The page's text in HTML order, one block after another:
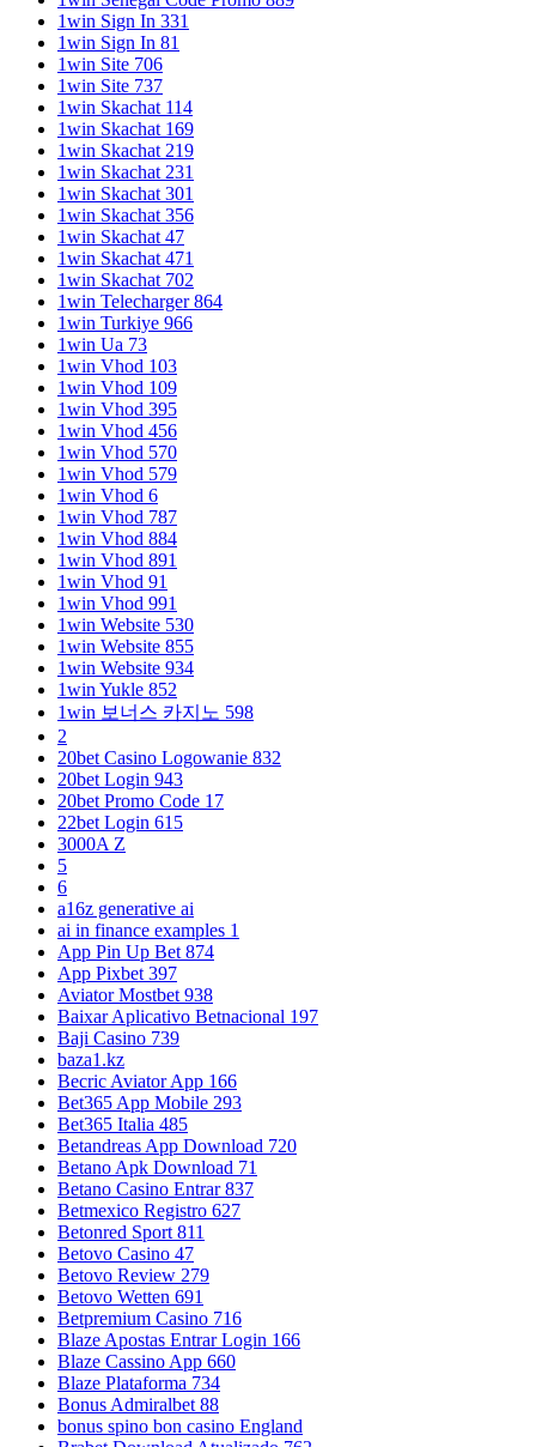
1win Sign In 331
1win Sign In 81
1win Site 706
1win Site 737
1win Skachat 114
1win Skachat 169
1win Skachat 219
1win Skachat 231
1win Skachat 301
1win Skachat 356
1win Skachat 47
1win Skachat 471
1win Skachat 702
1win Telecharger 864
1win Turkiye 966
1win Ua 73
1win Vhod 103
1win Vhod 109
1win Vhod 395
1win Vhod 456
1win Vhod 570
1win Vhod 579
1win Vhod 6
1win Vhod 787
1win Vhod 884
1win Vhod 891
1win Vhod 91
1win Vhod 991
1win Website 530
1win Website 855
1win Website 934
1win Yukle 852
1win 보너스 카지노 598
2
20bet Casino Logowanie 832
20bet Login 943
20bet Promo Code 17
22bet Login 615
3000A Z
5
6
a16z generative ai
ai in finance examples 1
App Pin Up Bet 874
App Pixbet 397
Aviator Mostbet 938
Baixar Aplicativo Betnacional 197
Baji Casino 739
baza1.kz
Becric Aviator App 166
Bet365 App Mobile 293
Bet365 Italia 485
Betandreas App Download 720
Betano Apk Download 71
Betano Casino Entrar 837
Betmexico Registro 627
Betonred Sport 811
Betovo Casino 47
Betovo Review 279
Betovo Wetten 691
Betpremium Casino 716
Blaze Apostas Entrar Login 166
Blaze Cassino App 660
Blaze Plataforma 734
Bonus Admiralbet 88
bonus spino bon casino England